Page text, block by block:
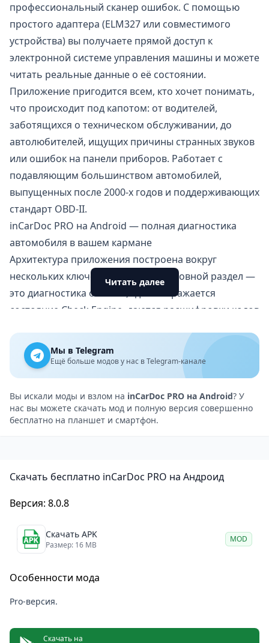
профессиональный сканер ошибок. С помощью
простого адаптера (ELM327 или совместимого
устройства) вы получаете прямой доступ к
электронной системе управления машины и можете
читать реальные данные о её состоянии.
Приложение пригодится всем, кто хочет понимать,
что происходит под капотом: от водителей,
заботящихся о техническом обслуживании, до
автолюбителей, ищущих причины странных звуков
или ошибок на панели приборов. Работает с
подавляющим большинством автомобилей,
выпущенных после 2000-х годов и поддерживающих
стандарт OBD-II.
inCarDoc PRO на Android — полная диагностика
автомобиля в вашем кармане
Архитектура приложения построена вокруг
нескольких ключевых модулей. Основной раздел —
это диагностика ошибок, где отображается
состояние Check Engine, даются расшифровки кодов
рекомендациями. Можно сохранять данные об
ошибках и отправлять их для консультации
специалистам.
Второй крупный блок — мониторинг параметров в
реальном времени. Приложение читает десятки
показателей: обороты двигателя, температуру,
виде графиков или цифровых/стрелочных панелей.
маршруту.
Экономайзер — отдельный режим для контроля
расхода топлива. Показывает мгновенный и
и поездкам, что помогает выявлять проблемы с
двигателем и отслеживать качество вождения.
Чтение и расшифровка ошибок OBD-II с
Читать далее
Мы в Telegram
Ещё больше модов у нас в Telegram-канале
Вы искали моды и взлом на inCarDoc PRO на Android? У
нас вы можете скачать мод и полную версия совершенно
бесплатно на планшет и смартфон.
Скачать бесплатно inCarDoc PRO на Андроид
Версия: 8.0.8
Скачать APK
Размер: 16 MB
MOD
Особенности мода
Pro-версия.
Скачать на